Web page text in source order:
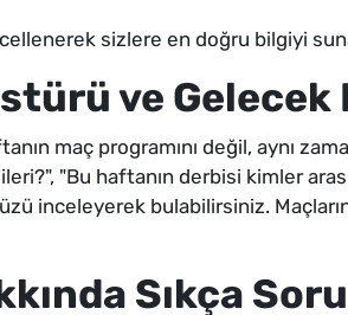
sizlere en doğru bilgiyi
ve
maç programını değil, aynı
"Bu haftanın derbisi kimler
inceleyerek bulabilirsiniz.
Sıkça